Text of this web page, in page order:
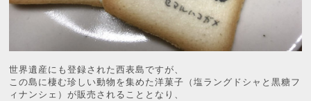
世界遺産にも登録された西表島ですが、
この島に棲む珍しい動物を集めた洋菓子（塩ラングドシャと黒糖フ
ィナンシェ）が販売されることとなり、